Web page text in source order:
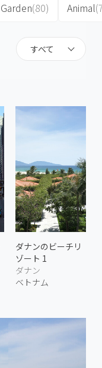
すべて
Garden(80)
Animal
ダナンのビーチリ
ゾート 1
ダナン
ベトナム